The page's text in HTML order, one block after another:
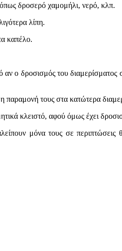
δροσερό χαμομήλι, νερό, κλπ.
λίπη.
καπέλο.
ο δροσισμός του
τους στα κατώτερα
κλειστό, αφού όμως έχει
μόνα τους σε